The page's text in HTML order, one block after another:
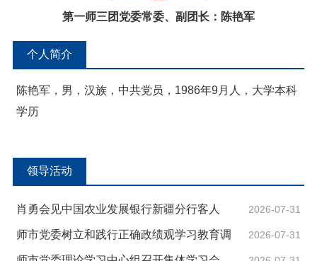
第一师三团党委常委、副团长： 陈艳军
个人简介
陈艳军，男，汉族，中共党员，1986年9月人，大学本科
学历
领导活动
2026-07-31
肖勇会见中国农业发展银行新疆分行客人
2026-07-31
师市党委树立和践行正确政绩观学习教育调